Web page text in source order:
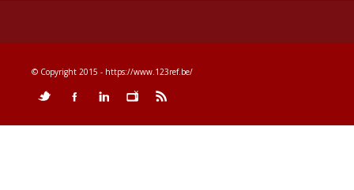
© Copyright 2015 - https://www.123ref.be/